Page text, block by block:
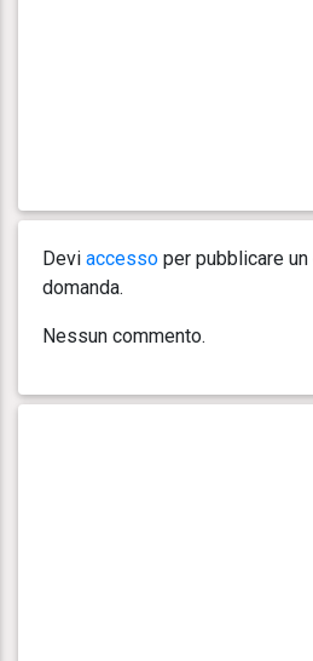
Devi accesso per pubblicare
domanda.
Nessun commento.